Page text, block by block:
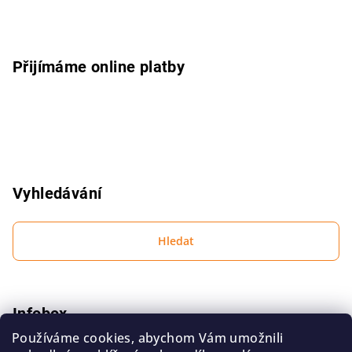
Používáme cookies, abychom Vám umožnili
Přijímáme online platby
Vyhledávání
Hledat
Infobox